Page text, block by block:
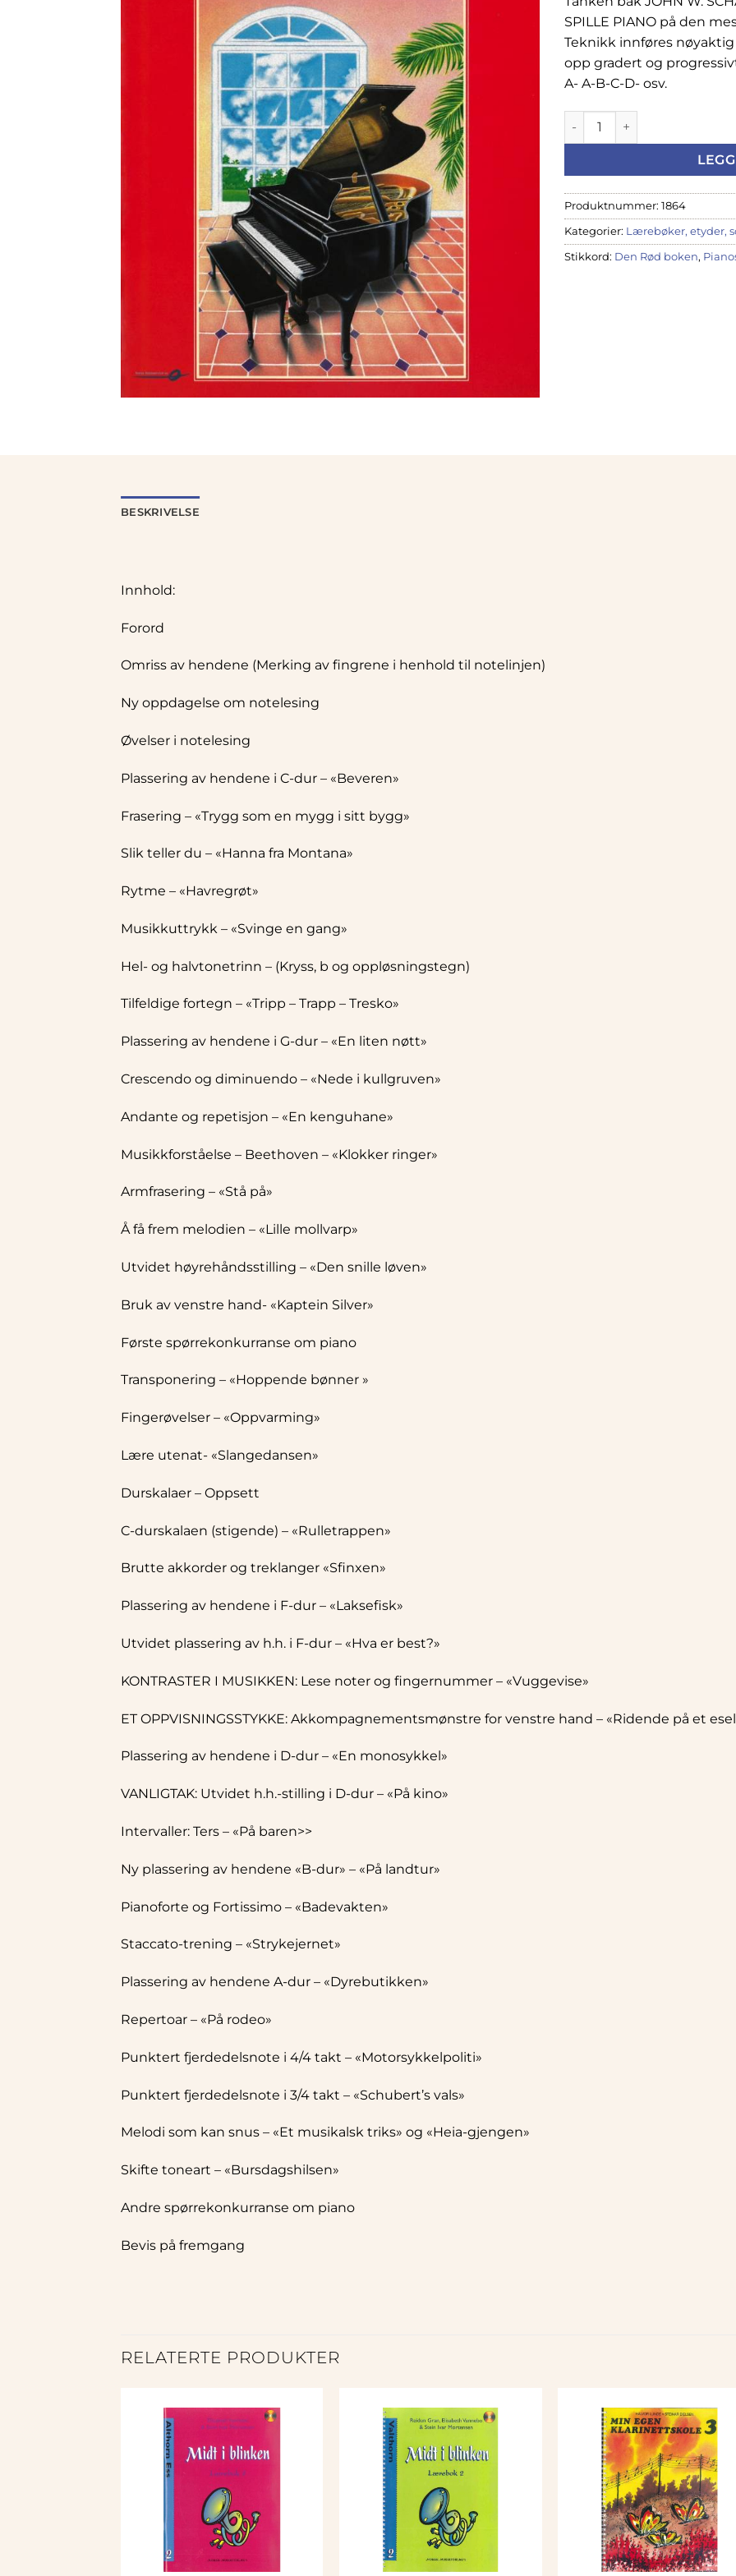
SPILLE PIANO på den
Teknikk innføres
opp gradert og
A- A-B-C-D- osv.
Schaum: Pianoskole A –
Produktnummer: 1864
Kategorier: Lærebøker, etyder,
Stikkord: Den Rød boken,
BESKRIVELSE
Innhold:
Forord
Omriss av hendene (Merking av fingrene i henhold til notelinjen)
Ny oppdagelse om notelesing
Øvelser i notelesing
Plassering av hendene i C-dur – «Beveren»
Frasering – «Trygg som en mygg i sitt bygg»
Slik teller du – «Hanna fra Montana»
Rytme – «Havregrøt»
Musikkuttrykk – «Svinge en gang»
Hel- og halvtonetrinn – (Kryss, b og oppløsningstegn)
Tilfeldige fortegn – «Tripp – Trapp – Tresko»
Plassering av hendene i G-dur – «En liten nøtt»
Crescendo og diminuendo – «Nede i kullgruven»
Andante og repetisjon – «En kenguhane»
Musikkforståelse – Beethoven – «Klokker ringer»
Armfrasering – «Stå på»
Å få frem melodien – «Lille mollvarp»
Utvidet høyrehåndsstilling – «Den snille løven»
Bruk av venstre hand- «Kaptein Silver»
Første spørrekonkurranse om piano
Transponering – «Hoppende bønner »
Fingerøvelser – «Oppvarming»
Lære utenat- «Slangedansen»
Durskalaer – Oppsett
C-durskalaen (stigende) – «Rulletrappen»
Brutte akkorder og treklanger «Sfinxen»
Plassering av hendene i F-dur – «Laksefisk»
Utvidet plassering av h.h. i F-dur – «Hva er best?»
KONTRASTER I MUSIKKEN: Lese noter og fingernummer – «Vuggevise»
ET OPPVISNINGSSTYKKE: Akkompagnementsmønstre for venstre hand – «Ridende på et
Plassering av hendene i D-dur – «En monosykkel»
VANLIGTAK: Utvidet h.h.-stilling i D-dur – «På kino»
Intervaller: Ters – «På baren>>
Ny plassering av hendene «B-dur» – «På landtur»
Pianoforte og Fortissimo – «Badevakten»
Staccato-trening – «Strykejernet»
Plassering av hendene A-dur – «Dyrebutikken»
Repertoar – «På rodeo»
Punktert fjerdedelsnote i 4/4 takt – «Motorsykkelpoliti»
Punktert fjerdedelsnote i 3/4 takt – «Schubert’s vals»
Melodi som kan snus – «Et musikalsk triks» og «Heia-gjengen»
Skifte toneart – «Bursdagshilsen»
Andre spørrekonkurranse om piano
Bevis på fremgang
RELATERTE PRODUKTER